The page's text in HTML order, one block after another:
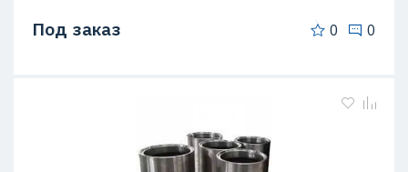
Под заказ 0 0